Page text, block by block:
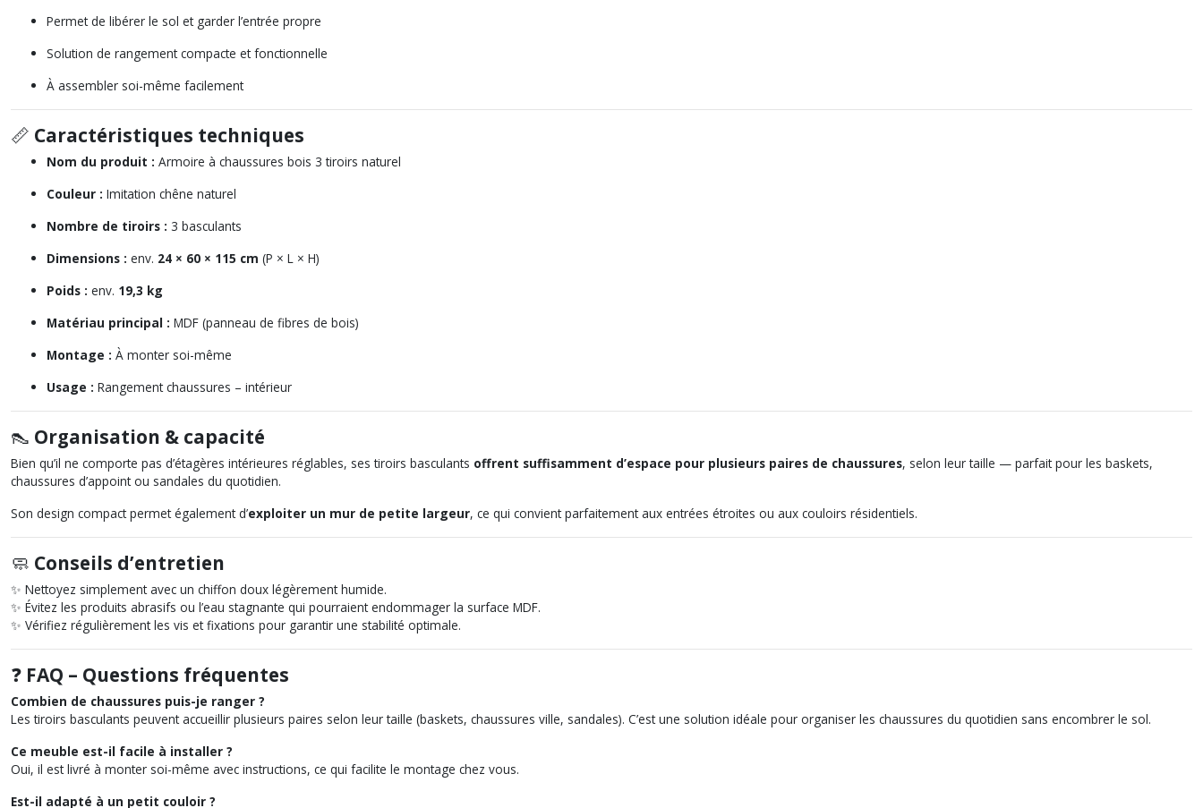
Permet de libérer le sol et garder l’entrée propre
Solution de rangement compacte et fonctionnelle
À assembler soi-même facilement
📏 Caractéristiques techniques
Nom du produit : Armoire à chaussures bois 3 tiroirs naturel
Couleur : Imitation chêne naturel
Nombre de tiroirs : 3 basculants
Dimensions : env. 24 × 60 × 115 cm (P × L × H)
Poids : env. 19,3 kg
Matériau principal : MDF (panneau de fibres de bois)
Montage : À monter soi-même
Usage : Rangement chaussures – intérieur
👠 Organisation & capacité
Bien qu’il ne comporte pas d’étagères intérieures réglables, ses tiroirs basculants offrent suffisamment d’espace pour plusieurs paires de chaussures, selon leur taille — parfait pour les baskets,
chaussures d’appoint ou sandales du quotidien.
Son design compact permet également d’exploiter un mur de petite largeur, ce qui convient parfaitement aux entrées étroites ou aux couloirs résidentiels.
🧼 Conseils d’entretien
✨ Nettoyez simplement avec un chiffon doux légèrement humide.
✨ Évitez les produits abrasifs ou l’eau stagnante qui pourraient endommager la surface MDF.
✨ Vérifiez régulièrement les vis et fixations pour garantir une stabilité optimale.
❓ FAQ – Questions fréquentes
Combien de chaussures puis-je ranger ?
Les tiroirs basculants peuvent accueillir plusieurs paires selon leur taille (baskets, chaussures ville, sandales). C’est une solution idéale pour organiser les chaussures du quotidien sans encombrer le sol.
Ce meuble est-il facile à installer ?
Oui, il est livré à monter soi-même avec instructions, ce qui facilite le montage chez vous.
Est-il adapté à un petit couloir ?